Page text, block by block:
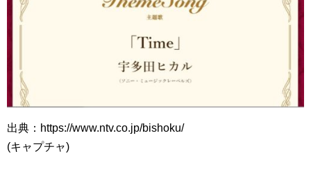
出典：https://www.ntv.co.jp/bishoku/
(キャプチャ)